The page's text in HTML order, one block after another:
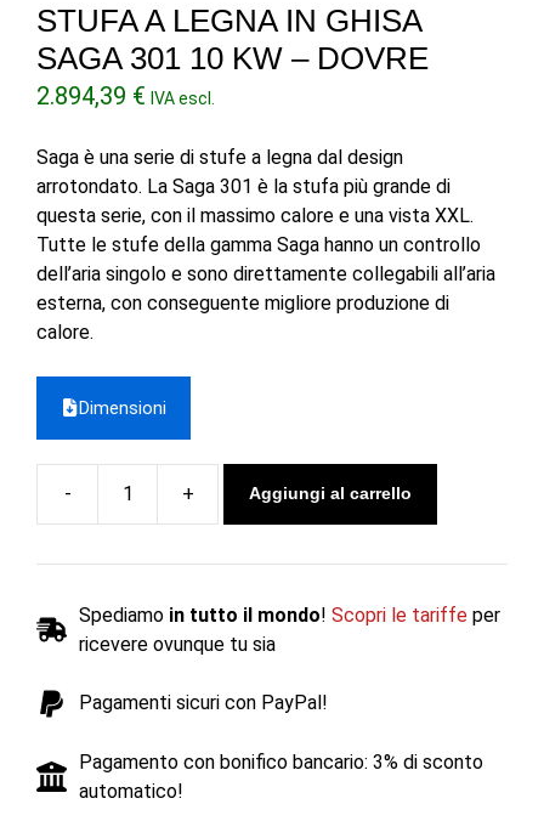
STUFA A LEGNA IN GHISA
SAGA 301 10 KW – DOVRE
2.894,39 € IVA escl.
Saga è una serie di stufe a legna dal design
arrotondato. La Saga 301 è la stufa più grande di
questa serie, con il massimo calore e una vista XXL.
Tutte le stufe della gamma Saga hanno un controllo
dell’aria singolo e sono direttamente collegabili all’aria
esterna, con conseguente migliore produzione di
calore.
Dimensioni
Stufa
legna
ghisa
SAGA
10
-
Aggiungi al carrello
Spediamo in tutto il mondo! Scopri le tariffe per
ricevere ovunque tu sia
Pagamenti sicuri con PayPal!
Pagamento con bonifico bancario: 3% di sconto
automatico!